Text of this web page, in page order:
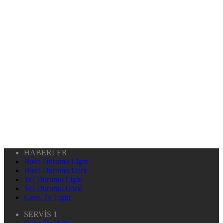
HABERLER
Hava Durumu Light
Hava Durumu Dark
Yol Durumu Light
Yol Durumu Dark
Canlı Tv Light
SERVİS 1